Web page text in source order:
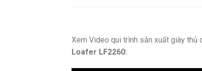
Xem Video qui trình sản xuất giày thủ
Loafer LF2260: